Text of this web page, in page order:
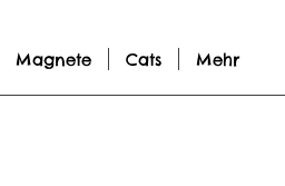
Magnete Cats Mehr